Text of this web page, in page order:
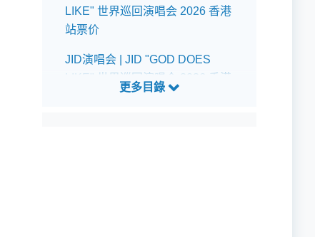
LIKE" 世界巡回演唱会 2026 香港
站票价
JID演唱会 | JID "GOD DOES
LIKE" 世界巡回演唱会 2026 香港
站公开发售详情